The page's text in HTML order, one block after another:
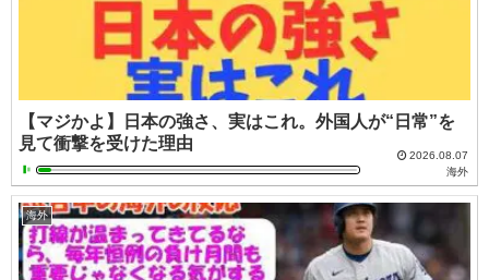
【マジかよ】日本の強さ、実はこれ。外国人が“日常”を
見て衝撃を受けた理由
2026.08.07
海外
海外